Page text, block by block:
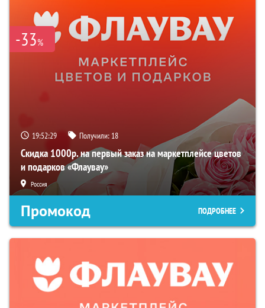
-33%
19:52:27 Получили: 18
Скидка 1000р. на первый заказ на маркетплейсе цветов
и подарков «Флаувау»
Россия
Промокод ПОДРОБНЕЕ